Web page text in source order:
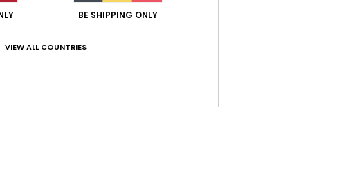
BE SHIPPING ONLY
VIEW ALL COUNTRIES